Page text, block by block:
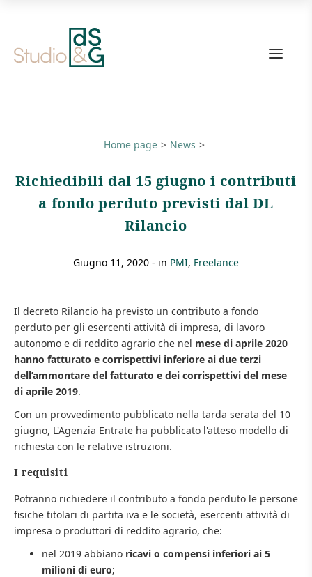
home
page
Home page News
Richiedibili dal 15 giugno i contributi
a fondo perduto previsti dal DL
Rilancio
giugno 11, 2020 - in PMI Freelance
Il decreto Rilancio ha previsto un contributo a fondo
perduto per gli esercenti attività di impresa, di lavoro
autonomo e di reddito agrario che nel mese di aprile 2020
hanno fatturato e corrispettivi inferiore ai due terzi
dell’ammontare del fatturato e dei corrispettivi del mese
di aprile 2019.
Con un provvedimento pubblicato nella tarda serata del 10
giugno, L'Agenzia Entrate ha pubblicato l'atteso modello di
richiesta con le relative istruzioni.
I requisiti
Potranno richiedere il contributo a fondo perduto le persone
fisiche titolari di partita iva e le società, esercenti attività di
impresa o produttori di reddito agrario, che:
nel 2019 abbiano ricavi o compensi inferiori ai 5
milioni di euro;